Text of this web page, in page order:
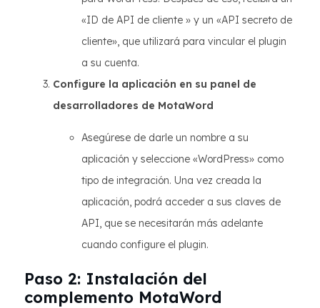
«ID de API de cliente » y un «API secreto de
cliente», que utilizará para vincular el plugin
a su cuenta.
Configure la aplicación en su panel de
desarrolladores de MotaWord
Asegúrese de darle un nombre a su
aplicación y seleccione «WordPress» como
tipo de integración. Una vez creada la
aplicación, podrá acceder a sus claves de
API, que se necesitarán más adelante
cuando configure el plugin.
Paso 2: Instalación del
complemento MotaWord